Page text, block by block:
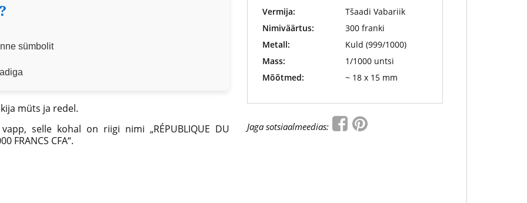
sümbolit
müts ja redel.
selle kohal on riigi nimi „RÉPUBLIQUE DU
FRANCS CFA“.
Vermija:
Tšaadi Vabariik
Nimiväärtus:
300 franki
Metall:
Kuld (999/1000)
Mass:
1/1000 untsi
Mõõtmed:
~ 18 x 15 mm
Jaga sotsiaalmeedias: